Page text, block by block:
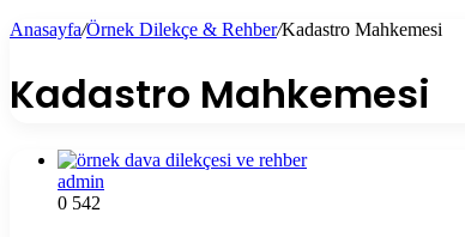
Anasayfa/Örnek Dilekçe & Rehber/Kadastro Mahkemesi
Kadastro Mahkemesi
admin
0 542